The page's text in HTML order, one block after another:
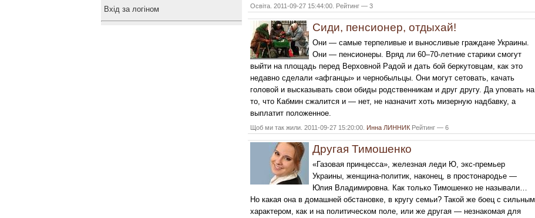
Вхiд за логiном Освіта. 2011-09-27 15:44:00. Рейтинг — 3
Сиди, пенсионер, отдыхай!
Они — самые терпеливые и выносливые граждане Украины.
Они — пенсионеры. Вряд ли 60–70-летние старики смогут
выйти на площадь перед Верховной Радой и дать бой беркутовцам, как это
недавно сделали «афганцы» и чернобыльцы. Они могут сетовать, качать
головой и высказывать свои обиды родственникам и друг другу. Да уповать на
то, что Кабмин сжалится и — нет, не назначит хоть мизерную надбавку, а
выплатит положенное.
Щоб ми так жили. 2011-09-27 15:20:00. Инна ЛИННИК Рейтинг — 6
Другая Тимошенко
«Газовая принцесса», железная леди Ю, экс-премьер
Украины, женщина-политик, наконец, в простонародье —
Юлия Владимировна. Как только Тимошенко не называли…
Но какая она в домашней обстановке, в кругу семьи? Такой же боец с сильным
характером, как и на политическом поле, или же другая — незнакомая для